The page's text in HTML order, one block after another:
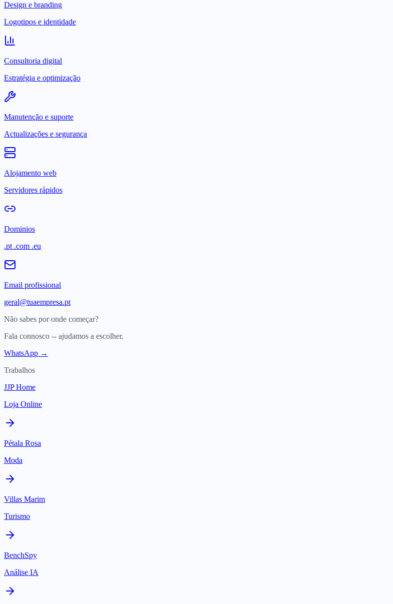
Design e branding
Logotipos e identidade
Consultoria digital
Estratégia e optimização
Manutenção e suporte
Actualizações e segurança
Alojamento web
Servidores rápidos
Dominios
.pt .com .eu
Email profissional
geral@tuaempresa.pt
Não sabes por onde começar?
Fala connosco -- ajudamos a escolher.
WhatsApp →
Trabalhos
JJP Home
Loja Online
Pétala Rosa
Moda
Villas Marim
Turismo
BenchSpy
Análise IA